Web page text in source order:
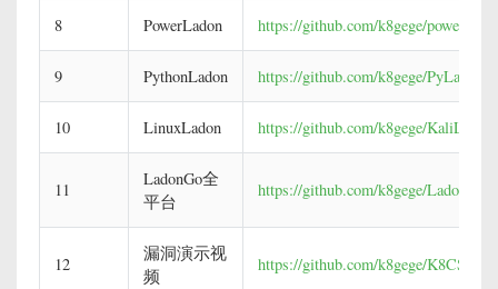
8 PowerLadon https://github.com/k8gege/powerladon
9 PythonLadon https://github.com/k8gege/PyLadon
10 LinuxLadon https://github.com/k8gege/KaliLadon
11
LadonGo全
平台
https://github.com/k8gege/LadonGo
12
漏洞演示视
频
https://github.com/k8gege/K8CScan/